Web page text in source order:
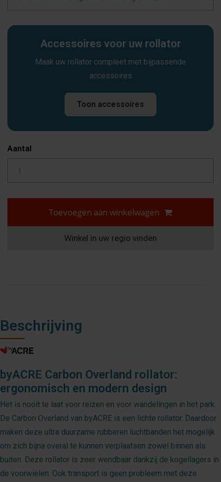
Accessoires voor uw rollator
Maak uw rollator compleet met bijpassende
accessoires
Toon accessoires
Aantal
Toevoegen aan winkelwagen
Winkel in uw regio vinden
Beschrijving
byACRE Carbon Overland rollator:
ergonomisch en modern design
Het is nooit te laat voor reizen en voor wandelingen in het park.
De Carbon Overland van byACRE is een lichte rollator. Daardoor
maken deze ultra duurzame rubberen luchtbanden het mogelijk
om zich bijna overal te kunnen verplaatsen zowel binnen als
buiten. Deze rollator is zeer wendbaar dankzij de kogellagers in
de voorwielen. Ook transport is geen probleem met deze